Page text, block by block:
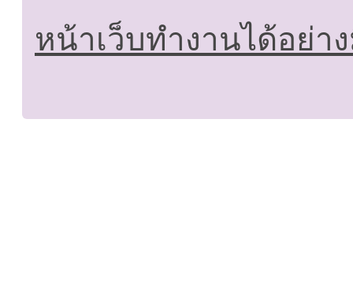
หน้าเว็บทำงานได้อย่า